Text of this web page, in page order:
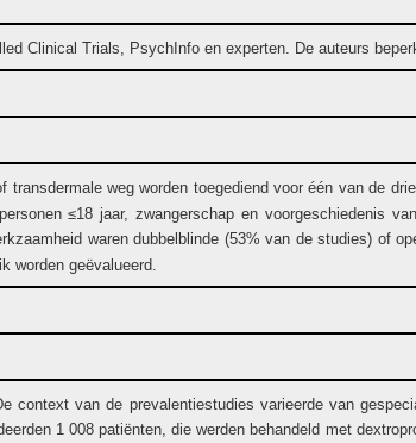
Clinical Trials, PsychInfo en experten. De auteurs
weg worden toegediend voor één van de
≤18 jaar, zwangerschap en voorgeschiedenis
waren dubbelblinde (53% van de studies) of
worden geëvalueerd.
context van de prevalentiestudies varieerde van
1 008 patiënten, die werden behandeld met